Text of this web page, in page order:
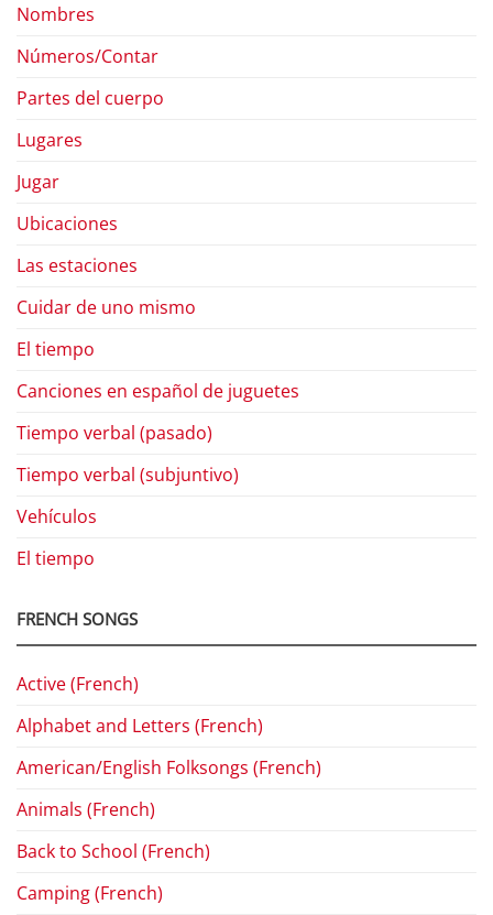
Nombres
Números/Contar
Partes del cuerpo
Lugares
Jugar
Ubicaciones
Las estaciones
Cuidar de uno mismo
El tiempo
Canciones en español de juguetes
Tiempo verbal (pasado)
Tiempo verbal (subjuntivo)
Vehículos
El tiempo
FRENCH SONGS
Active (French)
Alphabet and Letters (French)
American/English Folksongs (French)
Animals (French)
Back to School (French)
Camping (French)